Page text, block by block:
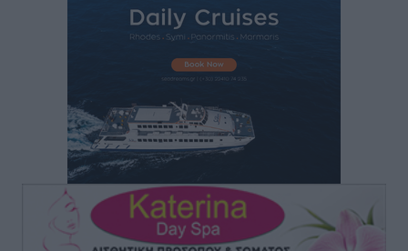
κινήτρων, ειδικά για τα νοσοκομεία στα νησιά”
πριν 54 λεπτά
Θετικό κλίμα και κοινό όραμα για την ανάδειξη της
ιστορίας της Ρόδου στο Αεροδρόμιο «Διαγόρας»
Τοπικές Ειδήσεις• πριν 1 ώρα
Αντώνης Καμπουράκης: «Ένα σπουδαίο έργο
πολιτισμού για τη Ρόδο, που σχεδιάσαμε και
εξασφαλίσαμε τη χρηματοδότησή του, γίνεται
πραγματικότητα»